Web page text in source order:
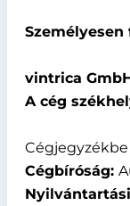
vintrica
A cég
Cégjegyzékbe
Cégbíróság: